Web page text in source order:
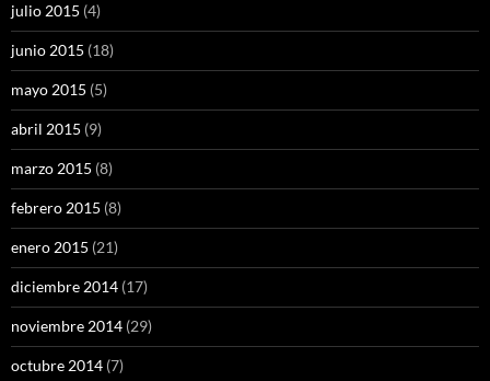
julio 2015 (4)
junio 2015 (18)
mayo 2015 (5)
abril 2015 (9)
marzo 2015 (8)
febrero 2015 (8)
enero 2015 (21)
diciembre 2014 (17)
noviembre 2014 (29)
octubre 2014 (7)